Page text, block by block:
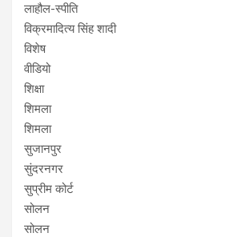
लाहौल-स्पीति
विक्रमादित्य सिंह शादी
विशेष
वीडियो
शिक्षा
शिमला
शिमला
सुजानपुर
सुंदरनगर
सुप्रीम कोर्ट
सोलन
सोलन